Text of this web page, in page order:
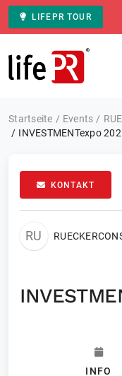
LIFEPR TOUR
Zur Startseite
Startseite Events
INVESTMENTexpo
KONTAKT
RU
INFO